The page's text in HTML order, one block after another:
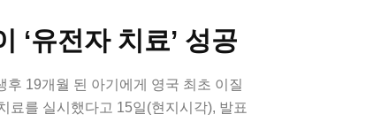
‘유전자 치료’ 성공
19개월 된 아기에게 영국 최초 이질
료를 실시했다고 15일(현지시각), 발표